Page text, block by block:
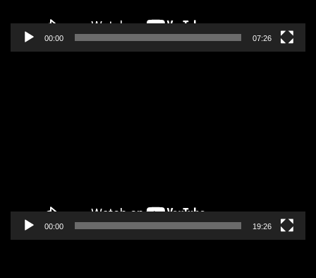
00:00 07:26
00:00 19:26